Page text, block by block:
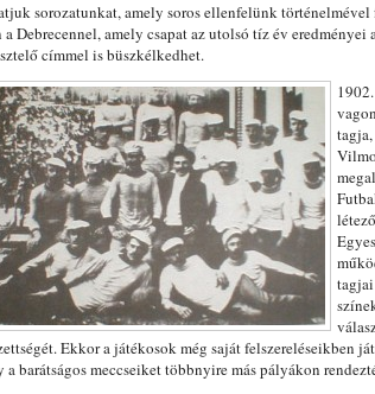
sorozatunkat, amely soros ellenfelünk
a Debrecennel, amely csapat az utolsó tíz év eredményei
címmel is büszkélkedhet.
Ekkor a játékosok még saját felszereléseikben
barátságos meccseiket többnyire más pályákon